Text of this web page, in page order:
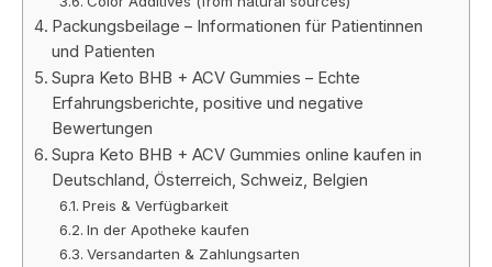
Packungsbeilage – Informationen für Patientinnen
und Patienten
Supra Keto BHB + ACV Gummies – Echte
Erfahrungsberichte, positive und negative
Bewertungen
Supra Keto BHB + ACV Gummies online kaufen in
Deutschland, Österreich, Schweiz, Belgien
Preis & Verfügbarkeit
In der Apotheke kaufen
Versandarten & Zahlungsarten